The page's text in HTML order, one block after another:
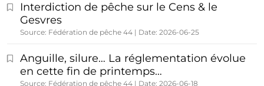
Interdiction de pêche sur le Cens & le
Gesvres
Source: Fédération de pêche 44 Date: 2026-06-25
Anguille, silure… La réglementation évolue
en cette fin de printemps…
Source: Fédération de pêche 44 Date: 2026-06-18